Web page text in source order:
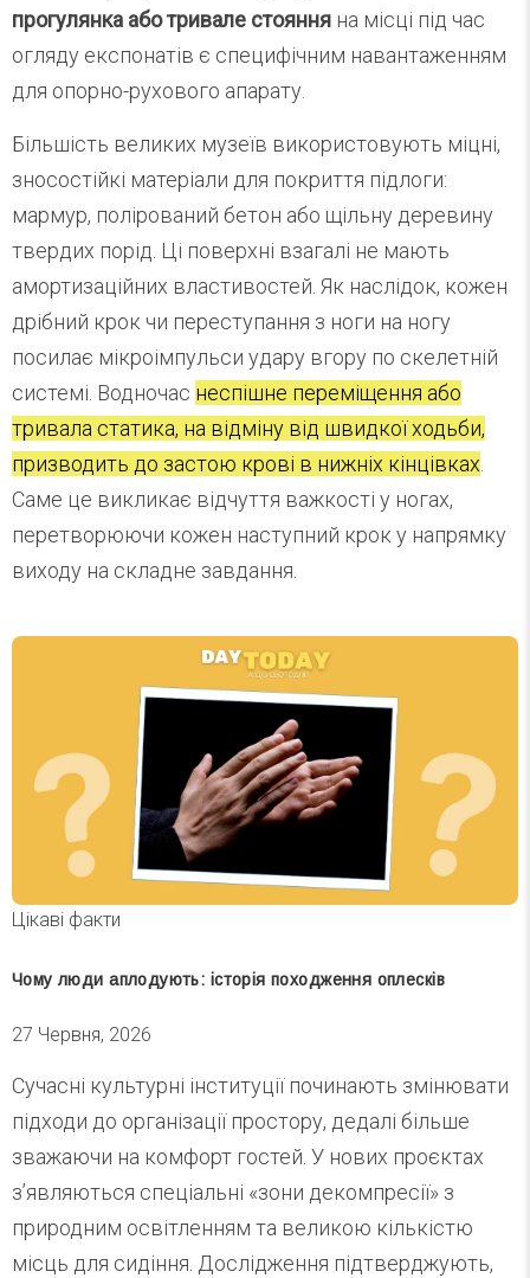
прогулянка або тривале стояння на місці під час
огляду експонатів є специфічним навантаженням
для опорно-рухового апарату.
Більшість великих музеїв використовують міцні,
зносостійкі матеріали для покриття підлоги:
мармур, полірований бетон або щільну деревину
твердих порід. Ці поверхні взагалі не мають
амортизаційних властивостей. Як наслідок, кожен
дрібний крок чи переступання з ноги на ногу
посилає мікроімпульси удару вгору по скелетній
системі. Водночас неспішне переміщення або
тривала статика, на відміну від швидкої ходьби,
призводить до застою крові в нижніх кінцівках
Саме це викликає відчуття важкості у ногах,
перетворюючи кожен наступний крок у напрямку
виходу на складне завдання.
Цікаві факти
Чому люди аплодують: історія походження оплесків
27 Червня, 2026
Сучасні культурні інституції починають змінювати
підходи до організації простору, дедалі більше
зважаючи на комфорт гостей. У нових проєктах
з’являються спеціальні «зони декомпресії» з
природним освітленням та великою кількістю
місць для сидіння. Дослідження підтверджують,